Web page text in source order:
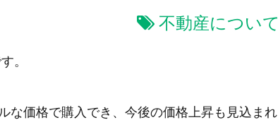
不動産について
。
な価格で購入でき、今後の価格上昇も見込まれ